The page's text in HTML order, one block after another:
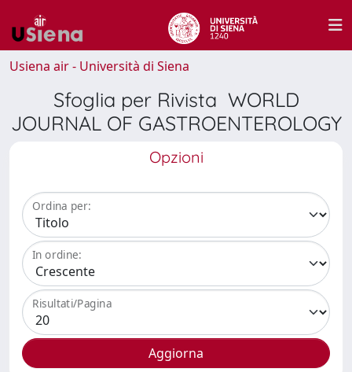
Usiena air - Università di Siena
Sfoglia per Rivista WORLD
JOURNAL OF GASTROENTEROLOGY
Opzioni
Ordina per:
In ordine:
Risultati/Pagina